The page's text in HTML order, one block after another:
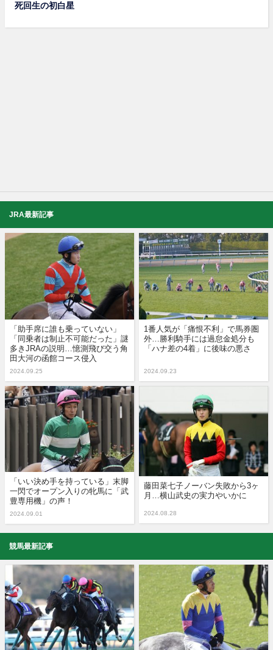
死回生の初白星
JRA最新記事
「助手席に誰も乗っていない」
「同乗者は制止不可能だった」謎
多きJRAの説明…憶測飛び交う角
田大河の函館コース侵入
2024.09.25
1番人気が「痛恨不利」で馬券圏
外…勝利騎手には過怠金処分も
「ハナ差の4着」に後味の悪さ
2024.09.23
「いい決め手を持っている」末脚
一閃でオープン入りの牝馬に「武
豊専用機」の声！
2024.09.01
藤田菜七子ノーバン失敗から3ヶ
月…横山武史の実力やいかに
2024.08.28
競馬最新記事